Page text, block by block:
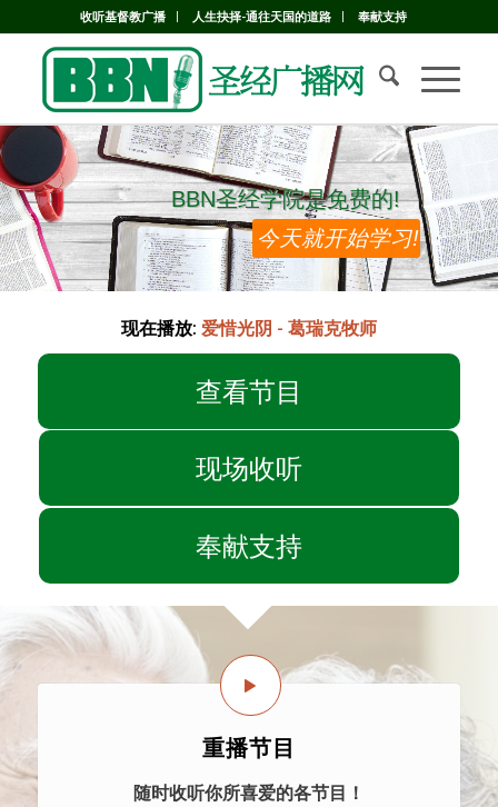
收听基督教广播 人生抉择-通往天国的道路 奉献支持
BBN圣经学院是免费的!
BBN圣经学院是免费的!
今天就开始学习!
现在播放: 爱惜光阴 - 葛瑞克牧师
查看节目
现场收听
奉献支持
重播节目
随时收听你所喜爱的各节目！